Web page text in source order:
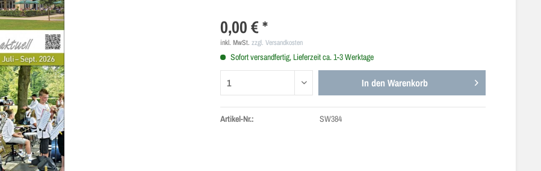
0,00 € *
inkl. MwSt.zzgl. Versandkosten
Sofort versandfertig, Lieferzeit ca. 1-3 Werktage
In den Warenkorb
Artikel-Nr.: SW384